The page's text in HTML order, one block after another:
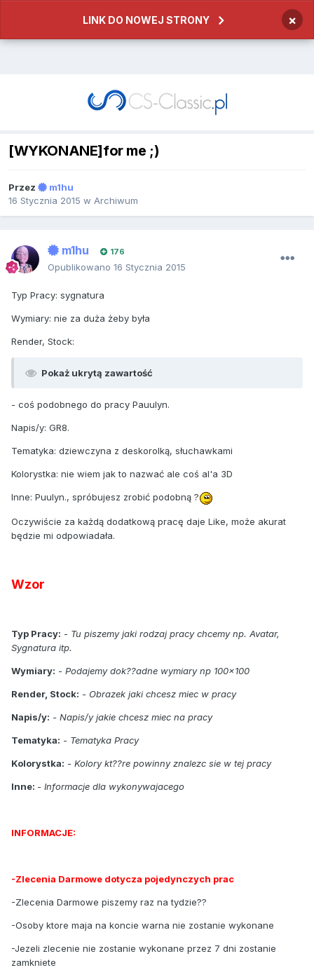
LINK DO NOWEJ STRONY ×
[WYKONANE]for me ;)
Przez
m1hu
16 Stycznia 2015 w Archiwum
m1hu 176
Opublikowano 16 Stycznia 2015
Typ Pracy: sygnatura
Wymiary: nie za duża żeby była
Render, Stock:
Pokaż ukrytą zawartość
- coś podobnego do pracy Pauulyn.
Napis/y: GR8.
Tematyka: dziewczyna z deskorolką, słuchawkami
Kolorystka: nie wiem jak to nazwać ale coś al'a 3D
Inne: Puulyn., spróbujesz zrobić podobną ?
Oczywiście za każdą dodatkową pracę daje Like, może akurat
będzie mi odpowiadała.
Wzor
Typ Pracy: - Tu piszemy jaki rodzaj pracy chcemy np. Avatar,
Sygnatura itp.
Wymiary: - Podajemy dok??adne wymiary np 100x100
Render, Stock: - Obrazek jaki chcesz miec w pracy
Napis/y: - Napis/y jakie chcesz miec na pracy
Tematyka: - Tematyka Pracy
Kolorystka: - Kolory kt??re powinny znalezc sie w tej pracy
Inne: - Informacje dla wykonywajacego
INFORMACJE:
-Zlecenia Darmowe dotycza pojedynczych prac
-Zlecenia Darmowe piszemy raz na tydzie??
-Osoby ktore maja na koncie warna nie zostanie wykonane
-Jezeli zlecenie nie zostanie wykonane przez 7 dni zostanie
zamkniete